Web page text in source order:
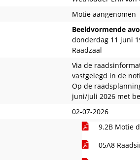
Motie aangenomen
Beeldvormende
donderdag 11 juni
Raadzaal
Via de
vastgelegd in de
Op de
juni/juli 2026 met
02-07-2026
9.2B Motie
05A8